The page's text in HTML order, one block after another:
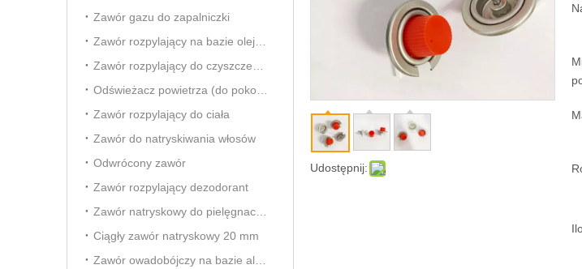
Zawór gazu do zapalniczki
Zawór rozpylający do ciała
Zawór do natryskiwania włosów
Odwrócony zawór
Zawór rozpylający dezodorant
Ciągły zawór natryskowy 20 mm
Udostępnij: